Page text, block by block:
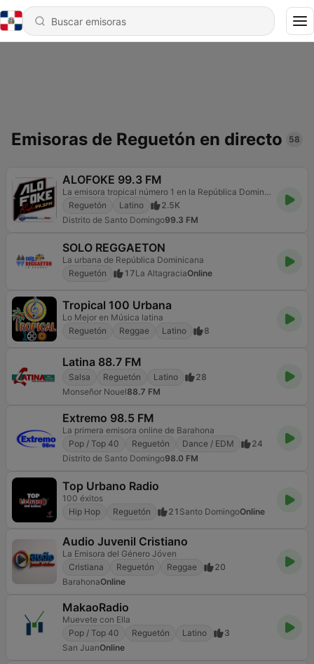
Emisoras de Reguetón en directo 58
ALOFOKE 99.3 FM
La emisora tropical número 1 en la República Dominicana
Reguetón
Latino
2.5K
Distrito de Santo Domingo99.3 FM
SOLO REGGAETON
La urbana de República Dominicana
Reguetón
17La AltagraciaOnline
Tropical 100 Urbana
Lo Mejor en Música latina
Reguetón
Reggae Latino 8
Latina 88.7 FM
Salsa Reguetón Latino
28
Monseñor Nouel88.7 FM
Extremo 98.5 FM
La primera emisora online de Barahona
Pop / Top 40
Reguetón Dance / EDM
24
Distrito de Santo Domingo98.0 FM
Top Urbano Radio
100 éxitos
Hip Hop
Reguetón 21 Santo DomingoOnline
Audio Juvenil Cristiano
La Emisora del Género Jóven
Cristiana
Reguetón Reggae
20
BarahonaOnline
MakaoRadio
Muevete con Ella
Pop / Top 40
Reguetón Latino
3
San JuanOnline